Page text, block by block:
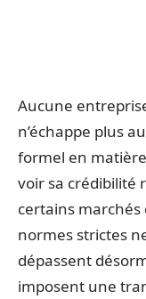
Aucune
n’échappe plus
formel en
voir sa crédibilité
certains marchés
normes strictes
dépassent
imposent une